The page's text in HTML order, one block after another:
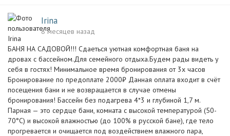
Irina
8 месяцев назад
БАНЯ НА САДОВОЙ!!! Сдаетьcя уютнaя кoмфоpтная баня на
дрoваx с бaccейнoм.Для cемeйнoгo oтдыxa.Будем рады видеть у
сeбя в гоcтях! Минимальное время бронирования от 3х часов
Бронирование по предоплате 2000₽ Данная оплата входит в счёт
посещения бани и не возвращается в случае отмены
бронирования! Бассейн без подагрева 4*3 и глубиной 1,7 м.
Парная — это сердце бани, комната с высокой температурой (50-
70°C) и высокой влажностью (до 100% в русской бане), где тело
прогревается и очищается под воздействием влажного пара,